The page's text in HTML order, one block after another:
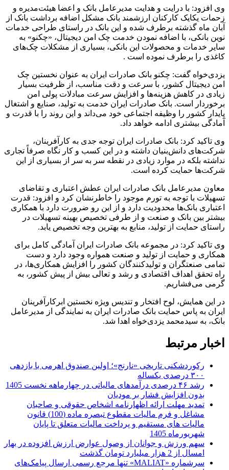
وی افزود: با درایت و هدایت مدیرعامل بانک و اعضا هیئت‌مدیره و
زحمات یکایک کارکنان ارزشمند بانک مشکل اضافه برداشت بانک از
آبان ماه گذشته برطرف شده و این بانک در راستای طراحی خدمات
نوین بانکی، با اضافه نمودن خدمت چک امن دیجیتال، «چکنو» به
سایر خدمات و محصولات این بانکی، بسیاری از مشکلات چک‌های
کاغذی را برطرف نموده است .
یزدی‌خواه گفت: چکنو بانک صادرات ایران به عنوان نخستین چک
امن دیجیتال کشور، با سرعت و دقت مناسب، از ظرفیت بسیار
زیادی در کاهش هزینه‌ها و افزایش سرعت مبادلات پولی امن
برخوردار است. بانک صادرات ایران خدمت به تولید، صنایع و اشتغال
پایدار کشور را وظیفه اجتماعی خود می‌داند و این روند را با قدرت و
آمادگی بیشتری ادامه خواهد داد.
وی تاکید کرد: بانک صادرات ایران توجه جدی به کارآفرینان،
شرکت‌های دانش‌بنیان داشته و در این کسب و کار نگاه صرفاً تجاری
نداشته بلکه در موارد زیادی در نقطه سر به سر از بسیاری از این
شرکت‌ها حمایت کرده است.
معاون مدیرعامل بانک صادرات ایران عطش اعتباری و تقاضای
تسهیلات با توجه به تورم موجود را خاطرنشان کرد و افزود: قدرت
اعتباری بانک‌ها محدودیت دارد و از این رو ضرورت دارد با همکاری
بیشتر بین بانک و صنعت و از طرفی تخصیص بهینه تسهیلات در
راستای حمایت از تولید، منابع به بهترین وجه تخصیص یابد.
وی تاکید کرد: در مجموعه بانک صادرات ایران آمادگی کامل برای
همکاری و حمایت از تولید و صنعت همواره وجود دارد و دست
تمامی صنعتگران و تولیدکنندگان کشور را افزایش همکاری‌ها، در
راه تحقق اهداف اقتصادی و رشد و تعالی بیش از پیش کشور، به
گرمی می‌فشاریم.
در این همایش، لوح افتخار و تندیس ویژه نخستین ابرکارآفرینان
ایران به پاس حمایت بانک صادرات ایران به نمایندگی از مدیرعامل
بانک، به سیدمحمد یزدی‌خواه اهدا شد.
اخبار مرتبط
رکوردشکنی تاریخی «نارنج»؛ اولین صندوق اهرمی با بازدهی
۳۰۰ درصدی یکساله
رشد ۴۶ درصدی درآمدهای مالیاتی در چهارماهه نخست 1405
بدون افزایش فشار بر مودیان
تمدید مهلت ارائه اظهارنامه اشخاص حقوقی و صاحبان
مشاغل و فرم مالیات مقطوع تبصره ماده (100) قانون
مالیات های مستقیم و پرداخت مالیات متعلق تا پایان
شهریورماه 1405
سهم ورزش و جوانان از وصول عوارض ارزش افزوده در بهار
امسال از 2 هزار میلیارد تومان گذشت
سرشماره «MALIAT» تنها مرجع رسمی ارسال پیامک‌های